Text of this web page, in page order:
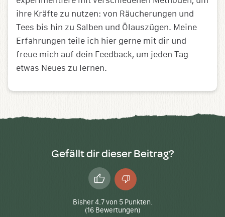
ihre Kräfte zu nutzen: von Räucherungen und
Tees bis hin zu Salben und Ölauszügen. Meine
Erfahrungen teile ich hier gerne mit dir und
freue mich auf dein Feedback, um jeden Tag
etwas Neues zu lernen.
Gefällt dir dieser Beitrag?
Daumen
hoch
Daumen
runter
Bisher4.7von 5Punkten.
(16 Bewertungen)